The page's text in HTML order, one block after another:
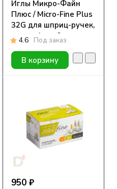
Иглы Микро-Файн
Плюс / Micro-Fine Plus
32G для шприц-ручек,
длина 4 мм, 2 уп. по
100 шт. + ПОДАРОК
4.6 Под заказ
В корзину
950 ₽